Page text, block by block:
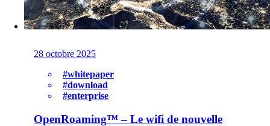
Achat de produits Cisco
Achat de produits Ruckus
Plus achats de produits
28 octobre 2025
#whitepaper
#download
#enterprise
OpenRoaming™ – Le wifi de nouvelle